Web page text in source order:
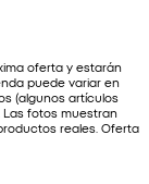
oferta y estarán
puede variar en
(algunos artículos
fotos muestran
reales. Oferta